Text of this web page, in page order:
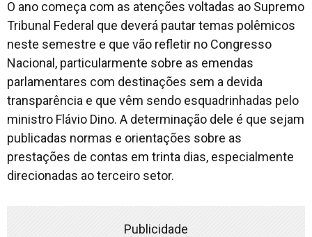
O ano começa com as atenções voltadas ao Supremo
Tribunal Federal que deverá pautar temas polêmicos
neste semestre e que vão refletir no Congresso
Nacional, particularmente sobre as emendas
parlamentares com destinações sem a devida
transparência e que vêm sendo esquadrinhadas pelo
ministro Flávio Dino. A determinação dele é que sejam
publicadas normas e orientações sobre as
prestações de contas em trinta dias, especialmente
direcionadas ao terceiro setor.
Publicidade